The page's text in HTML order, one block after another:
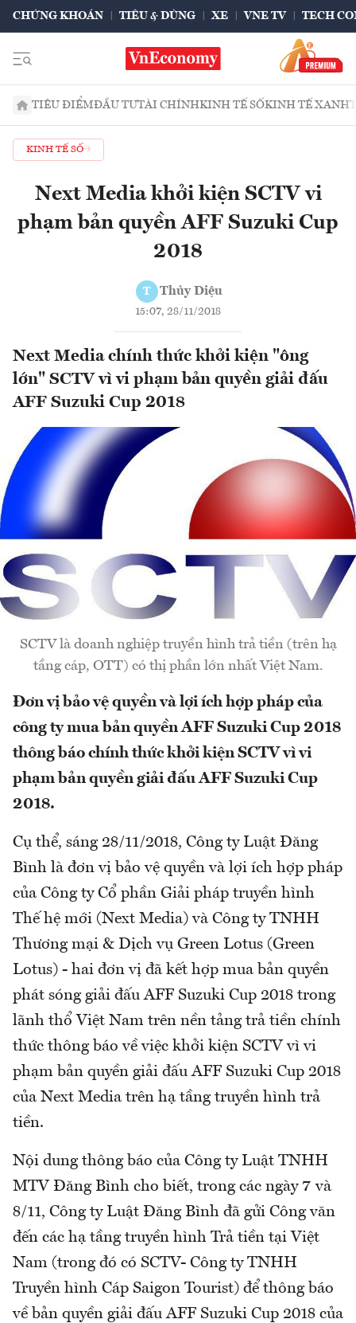
CHỨNG KHOÁN TIÊU & DÙNG XE VNE TV TECH
TIÊU ĐIỂMĐẦU TƯTÀI CHÍNHKINH TẾ SỐKINH TẾ XANH
KINH TẾ SỐ
Next Media khởi kiện SCTV vi
phạm bản quyền AFF Suzuki Cup
2018
T Thủy Diệu
15:07, 28/11/2018
Next Media chính thức khởi kiện "ông
lớn" SCTV vì vi phạm bản quyền giải đấu
AFF Suzuki Cup 2018
SCTV là doanh nghiệp truyền hình trả tiền (trên hạ
tầng cáp, OTT) có thị phần lớn nhất Việt Nam.
Đơn vị bảo vệ quyền và lợi ích hợp pháp của
công ty mua bản quyền AFF Suzuki Cup 2018
thông báo chính thức khởi kiện SCTV vì vi
phạm bản quyền giải đấu AFF Suzuki Cup
2018.
Cụ thể, sáng 28/11/2018, Công ty Luật Đăng
Bình là đơn vị bảo vệ quyền và lợi ích hợp pháp
của Công ty Cổ phần Giải pháp truyền hình
Thế hệ mới (Next Media) và Công ty TNHH
Thương mại & Dịch vụ Green Lotus (Green
Lotus) - hai đơn vị đã kết hợp mua bản quyền
phát sóng giải đấu AFF Suzuki Cup 2018 trong
lãnh thổ Việt Nam trên nền tảng trả tiền chính
thức thông báo về việc khởi kiện SCTV vì vi
phạm bản quyền giải đấu AFF Suzuki Cup 2018
của Next Media trên hạ tầng truyền hình trả
tiền.
Nội dung thông báo của Công ty Luật TNHH
MTV Đăng Bình cho biết, trong các ngày 7 và
8/11, Công ty Luật Đăng Bình đã gửi Công văn
đến các hạ tầng truyền hình Trả tiền tại Việt
Nam (trong đó có SCTV- Công ty TNHH
Truyền hình Cáp Saigon Tourist) để thông báo
về bản quyền giải đấu AFF Suzuki Cup 2018 của